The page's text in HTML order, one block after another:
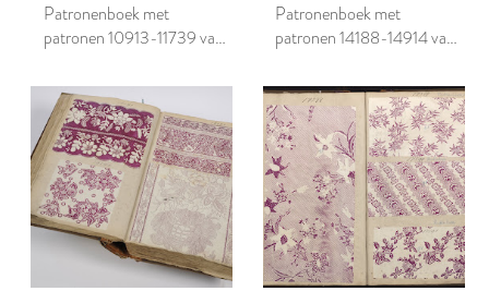
Patronenboek met
patronen 10913-11739 van
Maatschappij
Patronenboek met
patronen 14188-14914 van
Maatschappij